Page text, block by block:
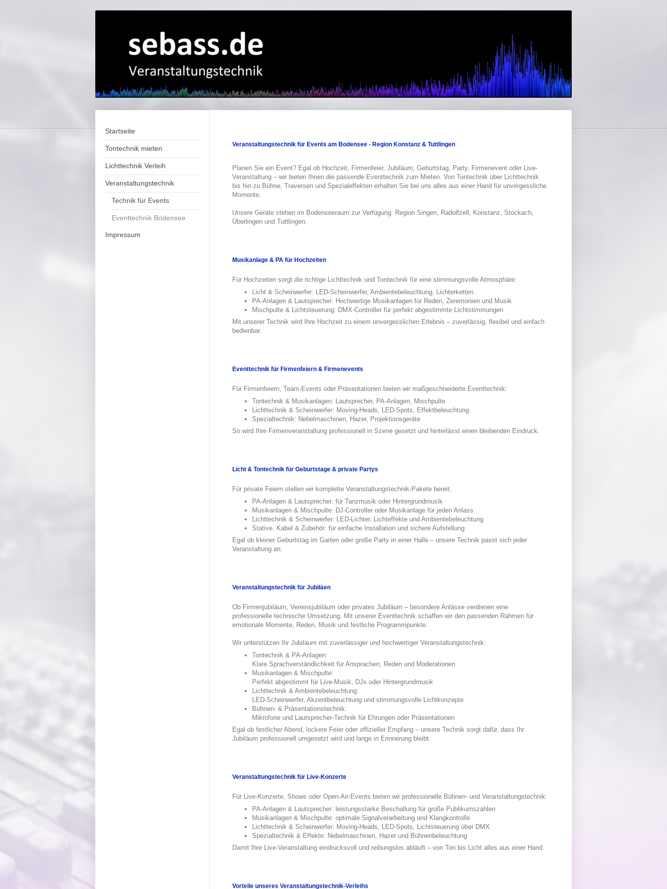
Startseite
Tontechnik mieten
Lichttechnik Verleih
Veranstaltungstechnik
Technik für Events
Eventtechnik Bodensee
Impressum
Veranstaltungstechnik für Events am Bodensee - Region Konstanz & Tuttlingen
Planen Sie ein Event? Egal ob Hochzeit, Firmenfeier, Jubiläum, Geburtstag, Party, Firmenevent oder Live-
Veranstaltung – wir bieten Ihnen die passende Eventtechnik zum Mieten. Von Tontechnik über Lichttechnik
bis hin zu Bühne, Traversen und Spezialeffekten erhalten Sie bei uns alles aus einer Hand für unvergessliche
Momente.
Unsere Geräte stehen im Bodenseeraum zur Verfügung: Region Singen, Radolfzell, Konstanz, Stockach,
Überlingen und Tuttlingen.
Musikanlage & PA für Hochzeiten
Für Hochzeiten sorgt die richtige Lichttechnik und Tontechnik für eine stimmungsvolle Atmosphäre:
Licht & Scheinwerfer: LED-Scheinwerfer, Ambientebeleuchtung, Lichterketten
PA-Anlagen & Lautsprecher: Hochwertige Musikanlagen für Reden, Zeremonien und Musik
Mischpulte & Lichtsteuerung: DMX-Controller für perfekt abgestimmte Lichtstimmungen
Mit unserer Technik wird Ihre Hochzeit zu einem unvergesslichen Erlebnis – zuverlässig, flexibel und einfach
bedienbar.
Eventtechnik für Firmenfeiern & Firmenevents
Für Firmenfeiern, Team-Events oder Präsentationen bieten wir maßgeschneiderte Eventtechnik:
Tontechnik & Musikanlagen: Lautsprecher, PA-Anlagen, Mischpulte
Lichttechnik & Scheinwerfer: Moving-Heads, LED-Spots, Effektbeleuchtung
Spezialtechnik: Nebelmaschinen, Hazer, Projektionsgeräte
So wird Ihre Firmenveranstaltung professionell in Szene gesetzt und hinterlässt einen bleibenden Eindruck.
Licht & Tontechnik für Geburtstage & private Partys
Für private Feiern stellen wir komplette Veranstaltungstechnik-Pakete bereit:
PA-Anlagen & Lautsprecher: für Tanzmusik oder Hintergrundmusik
Musikanlagen & Mischpulte: DJ-Controller oder Musikanlage für jeden Anlass
Lichttechnik & Scheinwerfer: LED-Lichter, Lichteffekte und Ambientebeleuchtung
Stative, Kabel & Zubehör: für einfache Installation und sichere Aufstellung
Egal ob kleiner Geburtstag im Garten oder große Party in einer Halle – unsere Technik passt sich jeder
Veranstaltung an.
Veranstaltungstechnik für Jubiläen
Ob Firmenjubiläum, Vereinsjubiläum oder privates Jubiläum – besondere Anlässe verdienen eine
professionelle technische Umsetzung. Mit unserer Eventtechnik schaffen wir den passenden Rahmen für
emotionale Momente, Reden, Musik und festliche Programmpunkte.
Wir unterstützen Ihr Jubiläum mit zuverlässiger und hochwertiger Veranstaltungstechnik:
Tontechnik & PA-Anlagen:
Klare Sprachverständlichkeit für Ansprachen, Reden und Moderationen
Musikanlagen & Mischpulte:
Perfekt abgestimmt für Live-Musik, DJs oder Hintergrundmusik
Lichttechnik & Ambientebeleuchtung:
LED-Scheinwerfer, Akzentbeleuchtung und stimmungsvolle Lichtkonzepte
Bühnen- & Präsentationstechnik:
Mikrofone und Lautsprecher-Technik für Ehrungen oder Präsentationen
Egal ob festlicher Abend, lockere Feier oder offizieller Empfang – unsere Technik sorgt dafür, dass Ihr
Jubiläum professionell umgesetzt wird und lange in Erinnerung bleibt.
Veranstaltungstechnik für Live-Konzerte
Für Live-Konzerte, Shows oder Open-Air-Events bieten wir professionelle Bühnen- und Veranstaltungstechnik:
PA-Anlagen & Lautsprecher: leistungsstarke Beschallung für große Publikumszahlen
Musikanlagen & Mischpulte: optimale Signalverarbeitung und Klangkontrolle
Lichttechnik & Scheinwerfer: Moving-Heads, LED-Spots, Lichtsteuerung über DMX
Spezialtechnik & Effekte: Nebelmaschinen, Hazer und Bühnenbeleuchtung
Damit Ihre Live-Veranstaltung eindrucksvoll und reibungslos abläuft – von Ton bis Licht alles aus einer Hand.
Vorteile unseres Veranstaltungstechnik-Verleihs